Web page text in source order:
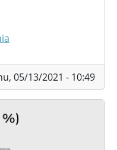
05/13/2021 - 10:49